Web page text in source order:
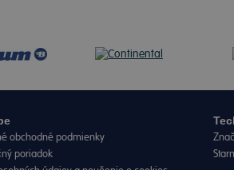
obchodné podmienky
poriadok